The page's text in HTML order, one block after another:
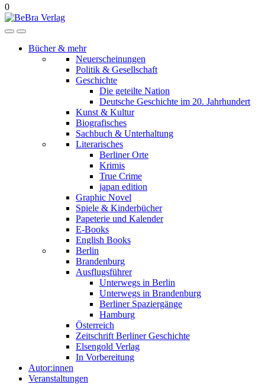
0
Bücher & mehr
Neuerscheinungen
Politik & Gesellschaft
Geschichte
Die geteilte Nation
Deutsche Geschichte im 20. Jahrhundert
Kunst & Kultur
Biografisches
Sachbuch & Unterhaltung
Literarisches
Berliner Orte
Krimis
True Crime
japan edition
Graphic Novel
Spiele & Kinderbücher
Papeterie und Kalender
E-Books
English Books
Berlin
Brandenburg
Ausflugsführer
Unterwegs in Berlin
Unterwegs in Brandenburg
Berliner Spaziergänge
Hamburg
Österreich
Zeitschrift Berliner Geschichte
Elsengold Verlag
In Vorbereitung
Autor:innen
Veranstaltungen